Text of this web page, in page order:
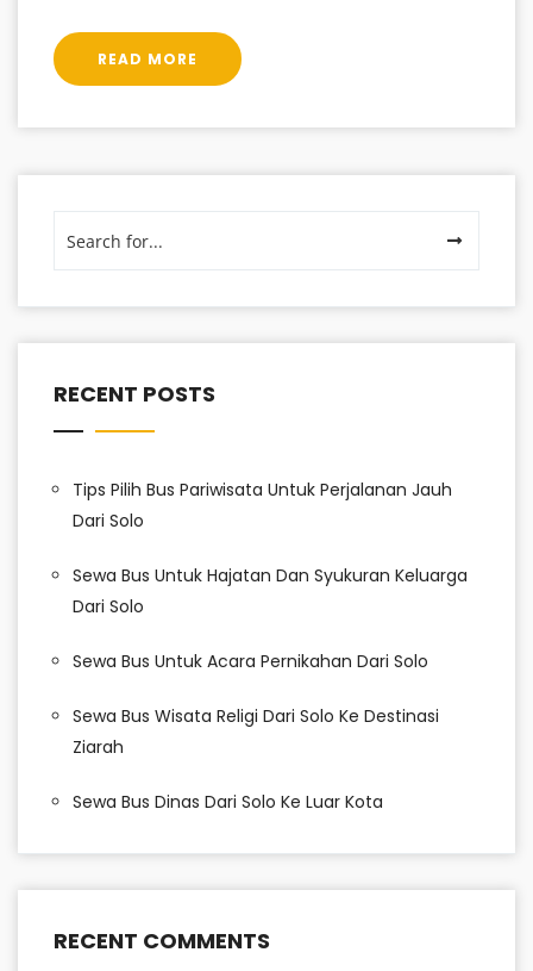
READ MORE
RECENT POSTS
Tips Pilih Bus Pariwisata Untuk Perjalanan Jauh
Dari Solo
Sewa Bus Untuk Hajatan Dan Syukuran Keluarga
Dari Solo
Sewa Bus Untuk Acara Pernikahan Dari Solo
Sewa Bus Wisata Religi Dari Solo Ke Destinasi
Ziarah
Sewa Bus Dinas Dari Solo Ke Luar Kota
RECENT COMMENTS